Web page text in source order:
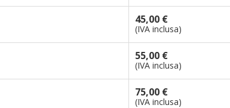
45,00 €
(IVA inclusa)
55,00 €
(IVA inclusa)
75,00 €
(IVA inclusa)